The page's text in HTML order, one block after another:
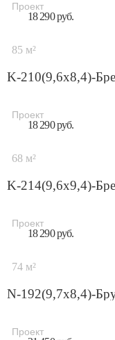
Проект
18 290 руб.
85 м²
K-210(9,6x8,4)-
Проект
18 290 руб.
68 м²
K-214(9,6x9,4)-
Проект
18 290 руб.
74 м²
N-192(9,7x8,4)-
Проект